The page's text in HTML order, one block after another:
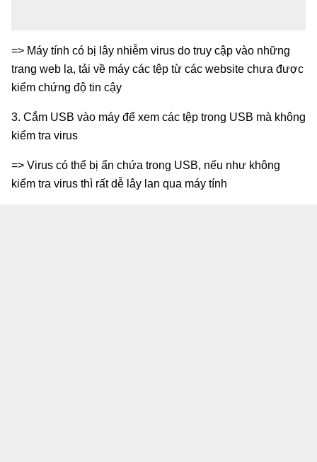
=> Máy tính có bị lây nhiễm virus do truy cập vào những
trang web lạ, tải về máy các tệp từ các website chưa được
kiểm chứng độ tin cậy
3. Cắm USB vào máy để xem các tệp trong USB mà không
kiểm tra virus
=> Virus có thể bị ẩn chứa trong USB, nếu như không
kiểm tra virus thì rất dễ lây lan qua máy tính